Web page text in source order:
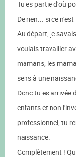
Tu es partie d'où
De rien... si ce
Au départ, je
voulais travailler
mamans, les
sens à une
Donc tu es arrivée
enfants et non
professionnel, tu
naissance.
Complètement !